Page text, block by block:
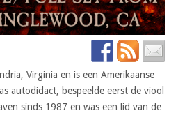
Virginia en is een Amerikaanse
autodidact, bespeelde eerst de viool
sinds 1987 en was een lid van de